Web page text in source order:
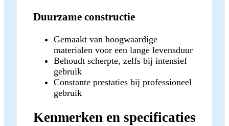
Duurzame constructie
Gemaakt van hoogwaardige
materialen voor een lange levensduur
Behoudt scherpte, zelfs bij intensief
gebruik
Constante prestaties bij professioneel
gebruik
Kenmerken en specificaties